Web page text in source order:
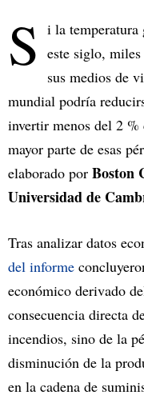
S i la temperatura
este siglo,
sus medios de
mundial podría
invertir menos del 2
mayor parte de esas
elaborado por Boston
Universidad de
Tras analizar datos
del informe
económico derivado
consecuencia directa
incendios, sino de la
disminución de la
en la cadena de